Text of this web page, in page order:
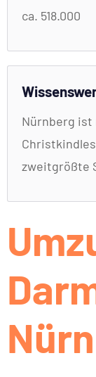
ca. 518.000
Nürnberg
zweitgrößte